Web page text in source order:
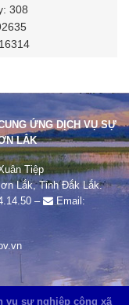
308
ỨNG DỊCH VỤ SỰ
LẮK
Tiệp
Lắk, Tỉnh Đắk Lắk.
–
Email:
vụ sự nghiệp công xã